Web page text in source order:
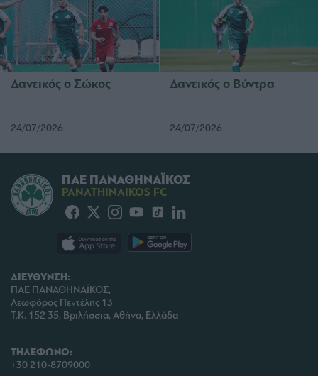
Δανεικός ο Σώκος
24/07/2026
Δανεικός ο Βύντρα
24/07/2026
ΔΙΕΥΘΥΝΣΗ:
ΠΑΕ ΠΑΝΑΘΗΝΑΪΚΟΣ,
Λεωφόρος Πεντέλης 13
Τ.Κ. 152 35, Βριλήσσια, Αθήνα, Ελλάδα
ΤΗΛΕΦΩΝΟ:
+30 210-8709000
ΠΑΕ ΠΑΝΑΘΗΝΑΪΚΟΣ
PANATHINAIKOS FC